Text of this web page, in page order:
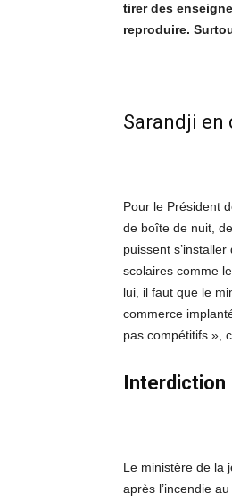
tirer des
reproduire.
Sarandji en
Pour le Président
de boîte de nuit,
puissent
scolaires comme
lui, il faut que le
commerce
pas compétitifs »,
Interdiction
Le ministère de la
après l’incendie